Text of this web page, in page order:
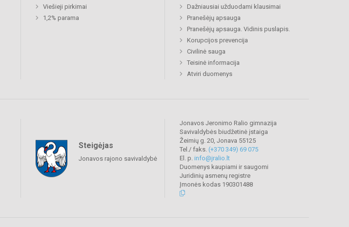
Viešieji pirkimai
1,2% parama
Dažniausiai užduodami klausimai
Pranešėjų apsauga
Pranešėjų apsauga. Vidinis puslapis.
Korupcijos prevencija
Civilinė sauga
Teisinė informacija
Atviri duomenys
Steigėjas
Jonavos rajono savivaldybė
Jonavos Jeronimo Ralio gimnazija
Savivaldybės biudžetinė įstaiga
Žeimių g. 20, Jonava 55125
Tel./ faks. (+370 349) 69 075
El. p. info@jralio.lt
Duomenys kaupiami ir saugomi
Juridinių asmenų registre
Įmonės kodas 190301488